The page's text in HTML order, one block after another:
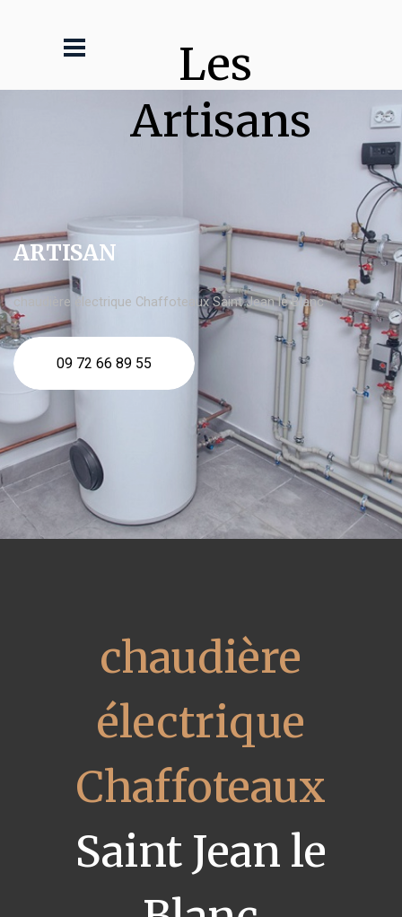
Les
Artisans
ARTISAN
chaudière électrique Chaffoteaux Saint Jean le Blanc
09 72 66 89 55
chaudière
électrique
Chaffoteaux
Saint Jean le